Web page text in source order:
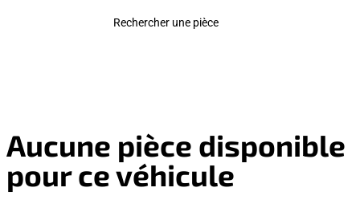
Rechercher une pièce
Aucune pièce disponible
pour ce véhicule